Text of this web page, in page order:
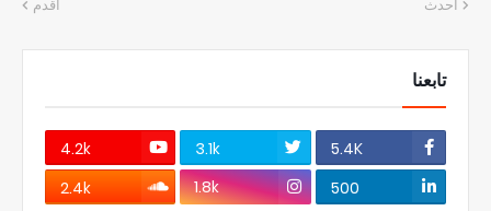
أحدث أقدم
تابعنا
5.4K
3.1k
4.2k
500
1.8k
2.4k